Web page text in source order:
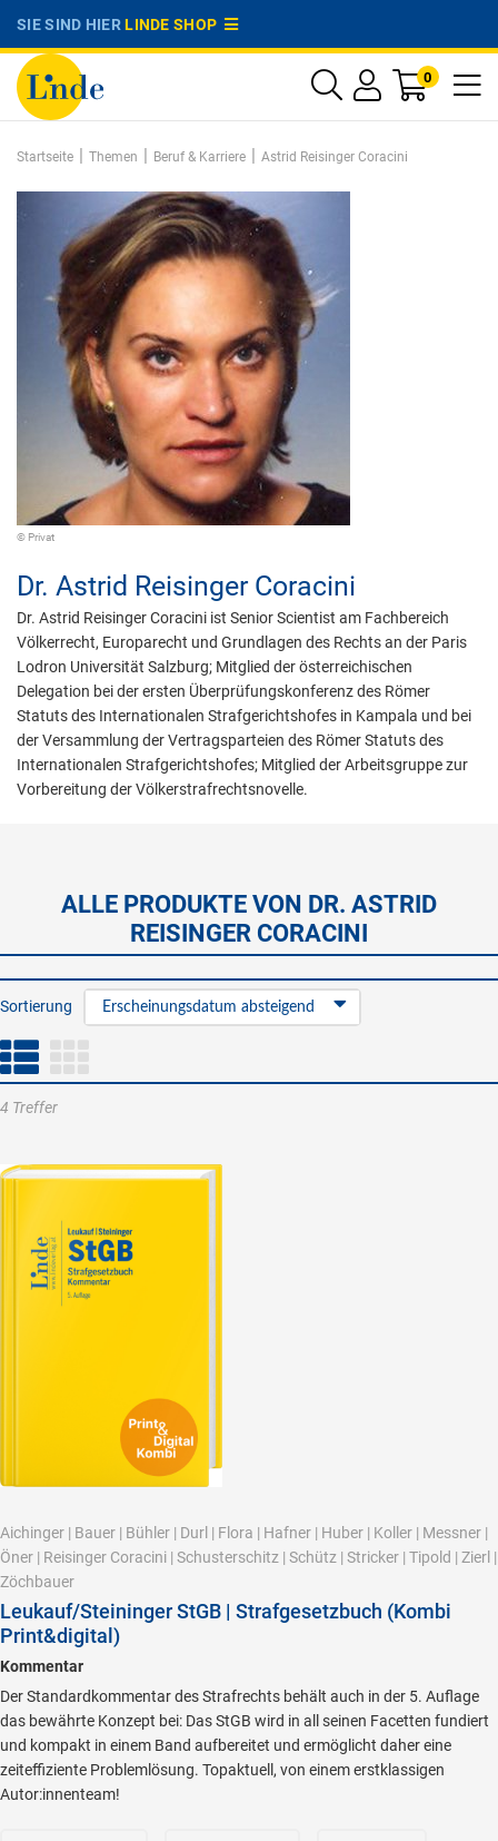
SIE SIND HIERLINDE SHOP
0
Startseite | Themen | Beruf & Karriere | Astrid Reisinger Coracini
© Privat
Dr. Astrid Reisinger Coracini
Dr. Astrid Reisinger Coracini ist Senior Scientist am Fachbereich
Völkerrecht, Europarecht und Grundlagen des Rechts an der Paris
Lodron Universität Salzburg; Mitglied der österreichischen
Delegation bei der ersten Überprüfungskonferenz des Römer
Statuts des Internationalen Strafgerichtshofes in Kampala und bei
der Versammlung der Vertragsparteien des Römer Statuts des
Internationalen Strafgerichtshofes; Mitglied der Arbeitsgruppe zur
Vorbereitung der Völkerstrafrechtsnovelle.
ALLE PRODUKTE VON DR. ASTRID
REISINGER CORACINI
Sortierung Erscheinungsdatum absteigend
4 Treffer
Aichinger | Bauer | Bühler | Durl | Flora | Hafner | Huber | Koller | Messner |
Öner | Reisinger Coracini | Schusterschitz | Schütz | Stricker | Tipold | Zierl |
Zöchbauer
Leukauf/Steininger StGB | Strafgesetzbuch (Kombi
Print&digital)
Kommentar
Der Standardkommentar des Strafrechts behält auch in der 5. Auflage
das bewährte Konzept bei: Das StGB wird in all seinen Facetten fundiert
und kompakt in einem Band aufbereitet und ermöglicht daher eine
zeiteffiziente Problemlösung. Topaktuell, von einem erstklassigen
Autor:innenteam!